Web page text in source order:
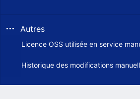
Autres
Licence OSS utilisée en service
Historique des modifications